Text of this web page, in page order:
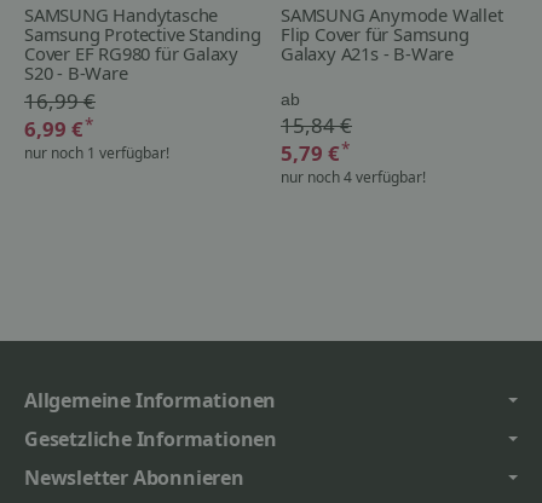
SAMSUNG Handytasche
Samsung Protective Standing
Cover EF RG980 für Galaxy
S20 - B-Ware
16,99 €
6,99 €*
nur noch 1 verfügbar!
SAMSUNG Anymode Wallet
Flip Cover für Samsung
Galaxy A21s - B-Ware
ab
15,84 €
5,79 €*
nur noch 4 verfügbar!
Allgemeine Informationen
Gesetzliche Informationen
Newsletter Abonnieren